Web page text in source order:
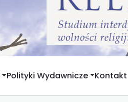
Polityki Wydawnicze Kontakt